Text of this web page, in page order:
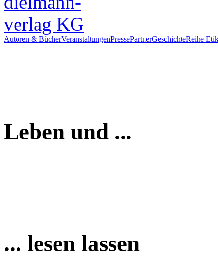
Autoren & BücherVeranstaltungenPressePartnerGeschichteReihe
Leben und ...
... lesen lassen